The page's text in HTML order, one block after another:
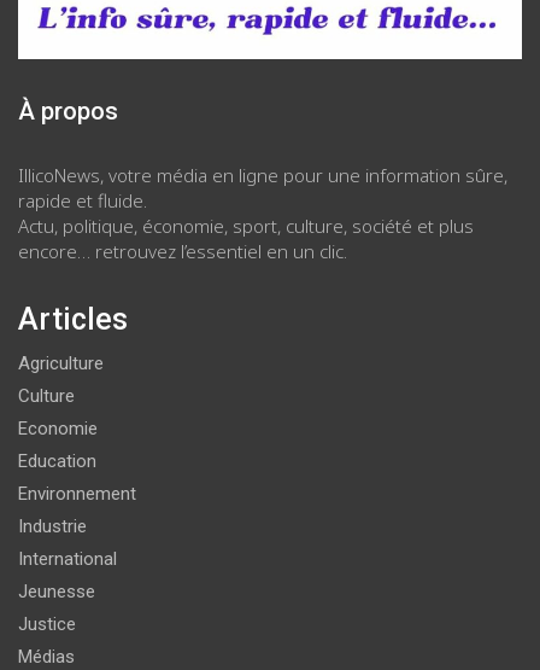
À propos
IllicoNews, votre média en ligne pour une information sûre,
rapide et fluide.
Actu, politique, économie, sport, culture, société et plus
encore… retrouvez l’essentiel en un clic.
Articles
Agriculture
Culture
Economie
Education
Environnement
Industrie
International
Jeunesse
Justice
Médias